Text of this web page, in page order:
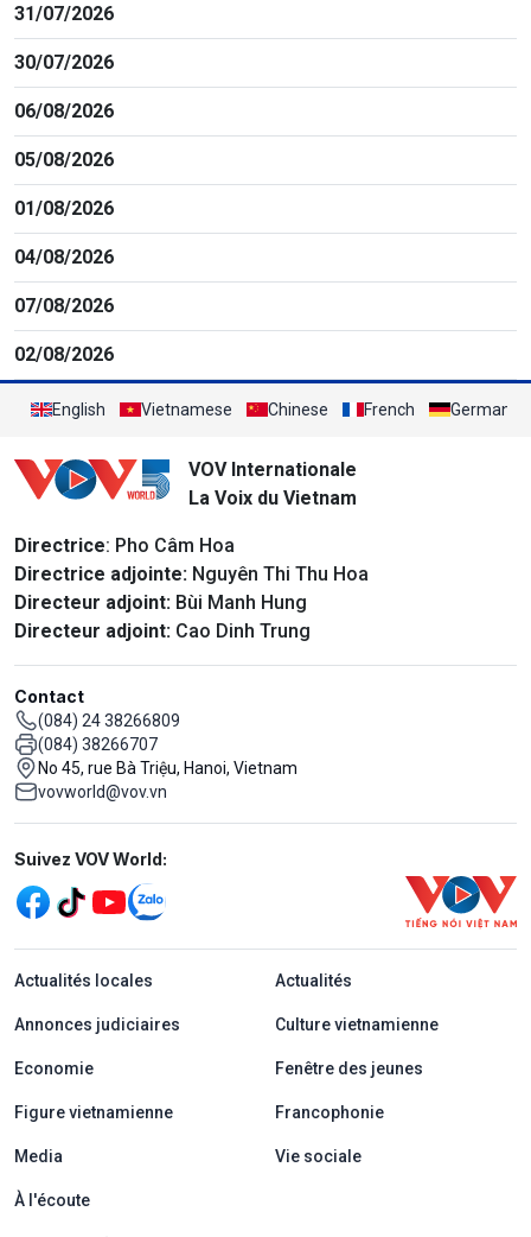
31/07/2026
30/07/2026
06/08/2026
05/08/2026
01/08/2026
04/08/2026
07/08/2026
02/08/2026
English Vietnamese Chinese French German
VOV Internationale
La Voix du Vietnam
Directrice: Pho Câm Hoa
Directrice adjointe: Nguyên Thi Thu Hoa
Directeur adjoint: Bùi Manh Hung
Directeur adjoint: Cao Dinh Trung
Contact
(084) 24 38266809
(084) 38266707
No 45, rue Bà Triệu, Hanoi, Vietnam
vovworld@vov.vn
Mạng xã hội
Suivez VOV World:
menu footer tiếng Pháp
Actualités locales Actualités
Annonces judiciaires Culture vietnamienne
Economie Fenêtre des jeunes
Figure vietnamienne Francophonie
Media Vie sociale
À l'écoute